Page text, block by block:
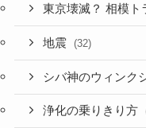
東京壊滅？ 相模ト
地震 (32)
シバ神のウィンク
浄化の乗りきり方